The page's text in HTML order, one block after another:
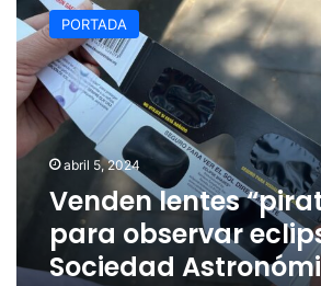
lentes
“piratas”
para
observar
eclipse
solar:
Sociedad
Astronómica
PORTADA
abril 5, 2024
Venden lentes
para observar
Sociedad